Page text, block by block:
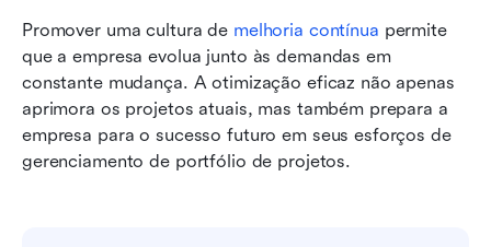
Promover uma cultura de melhoria contínua permite
que a empresa evolua junto às demandas em
constante mudança. A otimização eficaz não apenas
aprimora os projetos atuais, mas também prepara a
empresa para o sucesso futuro em seus esforços de
gerenciamento de portfólio de projetos.